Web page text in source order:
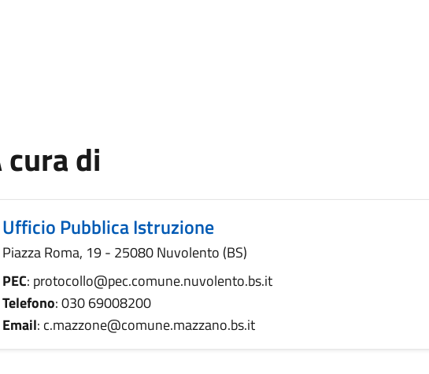
cura di
Ufficio Pubblica Istruzione
Piazza Roma, 19 - 25080 Nuvolento (BS)
PEC: protocollo@pec.comune.nuvolento.bs.it
Telefono: 030 69008200
Email: c.mazzone@comune.mazzano.bs.it